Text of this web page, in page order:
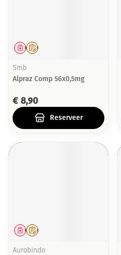
Op voorschrift
Geneesmiddel
Smb
Alpraz Comp 56x0,5mg
€ 8,90
Reserveer
Op voorschrift
Geneesmiddel
Aurobindo